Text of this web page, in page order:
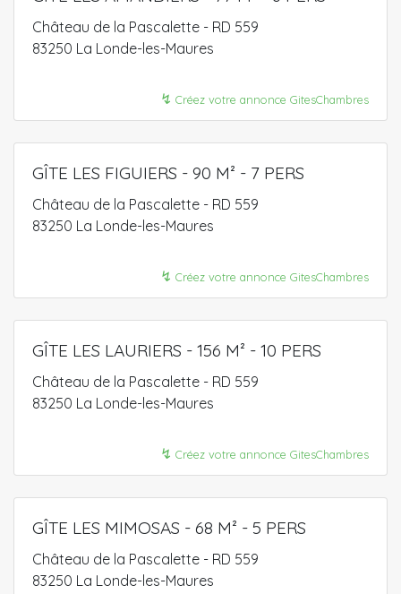
Château de la Pascalette - RD 559
83250 La Londe-les-Maures
↯ Créez votre annonce GitesChambres
GÎTE LES FIGUIERS - 90 M² - 7 PERS
Château de la Pascalette - RD 559
83250 La Londe-les-Maures
↯ Créez votre annonce GitesChambres
GÎTE LES LAURIERS - 156 M² - 10 PERS
Château de la Pascalette - RD 559
83250 La Londe-les-Maures
↯ Créez votre annonce GitesChambres
GÎTE LES MIMOSAS - 68 M² - 5 PERS
Château de la Pascalette - RD 559
83250 La Londe-les-Maures